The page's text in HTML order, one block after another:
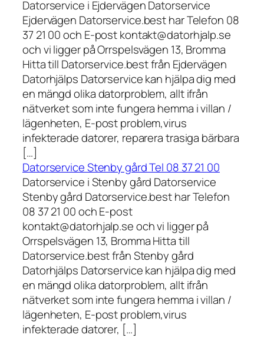
Datorservice i Ejdervägen Datorservice
Ejdervägen Datorservice.best har Telefon 08
37 21 00 och E-post kontakt@datorhjalp.se
och vi ligger på Orrspelsvägen 13, Bromma
Hitta till Datorservice.best från Ejdervägen
Datorhjälps Datorservice kan hjälpa dig med
en mängd olika datorproblem, allt ifrån
nätverket som inte fungera hemma i villan /
lägenheten, E-post problem,virus
infekterade datorer, reparera trasiga bärbara
[…]
Datorservice Stenby gård Tel 08 37 21 00
Datorservice i Stenby gård Datorservice
Stenby gård Datorservice.best har Telefon
08 37 21 00 och E-post
kontakt@datorhjalp.se och vi ligger på
Orrspelsvägen 13, Bromma Hitta till
Datorservice.best från Stenby gård
Datorhjälps Datorservice kan hjälpa dig med
en mängd olika datorproblem, allt ifrån
nätverket som inte fungera hemma i villan /
lägenheten, E-post problem,virus
infekterade datorer, […]